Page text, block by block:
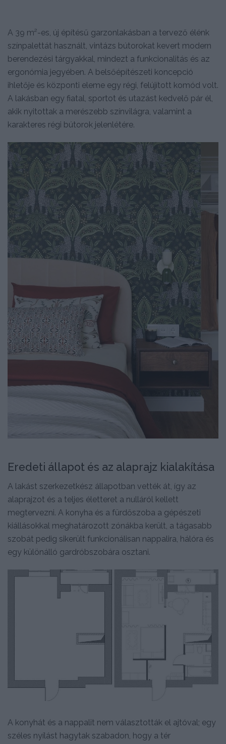
A 39 m²-es, új építésű garzonlakásban a tervező élénk
színpalettát használt, vintázs bútorokat kevert modern
berendezési tárgyakkal, mindezt a funkcionalitás és az
ergonómia jegyében. A belsőépítészeti koncepció
ihletője és központi eleme egy régi, felújított komód volt.
A lakásban egy fiatal, sportot és utazást kedvelő pár él,
akik nyitottak a merészebb színvilágra, valamint a
karakteres régi bútorok jelenlétére.
Eredeti állapot és az alaprajz kialakítása
A lakást szerkezetkész állapotban vették át, így az
alaprajzot és a teljes életteret a nulláról kellett
megtervezni. A konyha és a fürdőszoba a gépészeti
kiállásokkal meghatározott zónákba került, a tágasabb
szobát pedig sikerült funkcionálisan nappalira, hálóra és
egy különálló gardróbszobára osztani.
A konyhát és a nappalit nem választották el ajtóval; egy
széles nyílást hagytak szabadon, hogy a tér